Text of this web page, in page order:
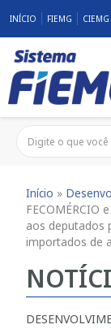
INÍCIO FIEMG CIEMG
Início »
FECOMÉRCIO
aos deputados
importados de